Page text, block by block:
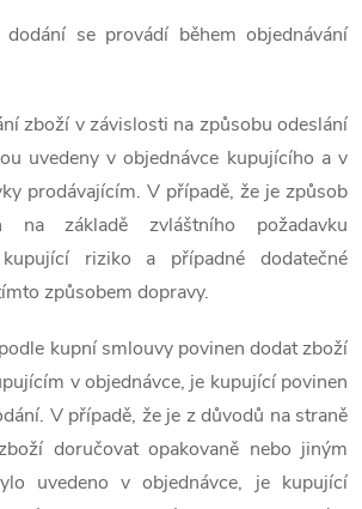
se provádí během objednávání
zboží v závislosti na způsobu odeslání
uvedeny v objednávce kupujícího a v
prodávajícím. V případě, že je způsob
na základě zvláštního požadavku
riziko a případné dodatečné
způsobem dopravy.
kupní smlouvy povinen dodat zboží
v objednávce, je kupující povinen
V případě, že je z důvodů na straně
doručovat opakovaně nebo jiným
uvedeno v objednávce, je kupující